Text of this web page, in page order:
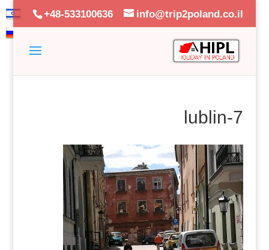
+48-533100636 info@trip2poland.co.il
lublin-7